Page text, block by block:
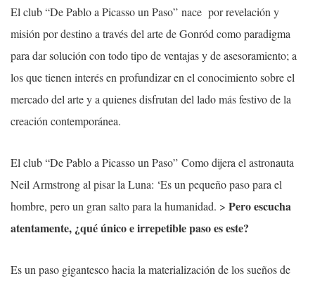
El club “De Pablo a Picasso un Paso” nace por revelación y
misión por destino a través del arte de Gonród como paradigma
para dar solución con todo tipo de ventajas y de asesoramiento; a
los que tienen interés en profundizar en el conocimiento sobre el
mercado del arte y a quienes disfrutan del lado más festivo de la
creación contemporánea.
El club “De Pablo a Picasso un Paso” Como dijera el astronauta
Neil Armstrong al pisar la Luna: ‘Es un pequeño paso para el
hombre, pero un gran salto para la humanidad. > Pero escucha
atentamente, ¿qué único e irrepetible paso es este?
Es un paso gigantesco hacia la materialización de los sueños de